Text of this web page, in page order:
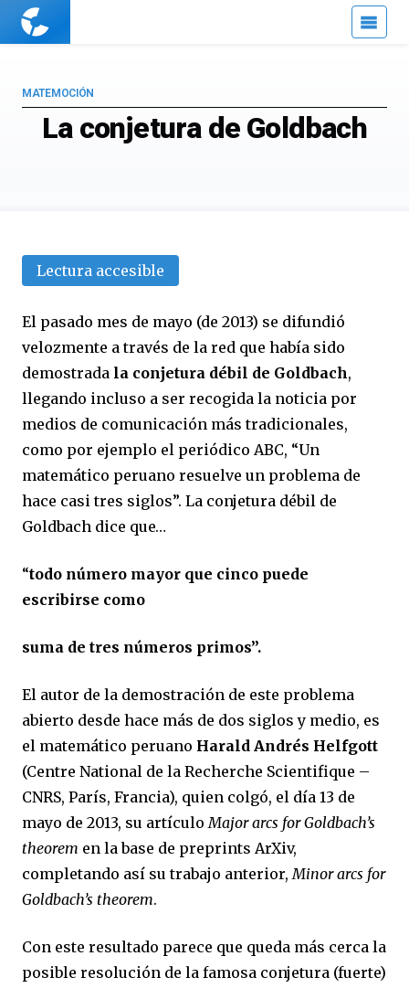
Cuaderno
La conjetura de Goldbach
MATEMOCIÓN
Lectura accesible
El pasado mes de mayo (de 2013) se difundió
velozmente a través de la red que había sido
demostrada la conjetura débil de Goldbach,
llegando incluso a ser recogida la noticia por
medios de comunicación más tradicionales,
como por ejemplo el periódico ABC, “Un
matemático peruano resuelve un problema de
hace casi tres siglos”. La conjetura débil de
Goldbach dice que…
“todo número mayor que cinco puede
escribirse como
suma de tres números primos”.
El autor de la demostración de este problema
abierto desde hace más de dos siglos y medio, es
el matemático peruano Harald Andrés Helfgott
(Centre National de la Recherche Scientifique –
CNRS, París, Francia), quien colgó, el día 13 de
mayo de 2013, su artículoMajor arcs for Goldbach’s
theorem en la base de preprints ArXiv,
completando así su trabajo anterior,Minor arcs for
Goldbach’s theorem.
Con este resultado parece que queda más cerca la
posible resolución de la famosa conjetura (fuerte)